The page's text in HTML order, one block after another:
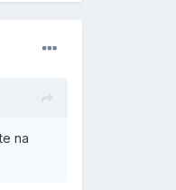
na